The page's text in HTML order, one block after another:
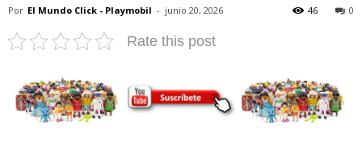
Por El Mundo Click - Playmobil - junio 20, 2026 0
46
Rate this post